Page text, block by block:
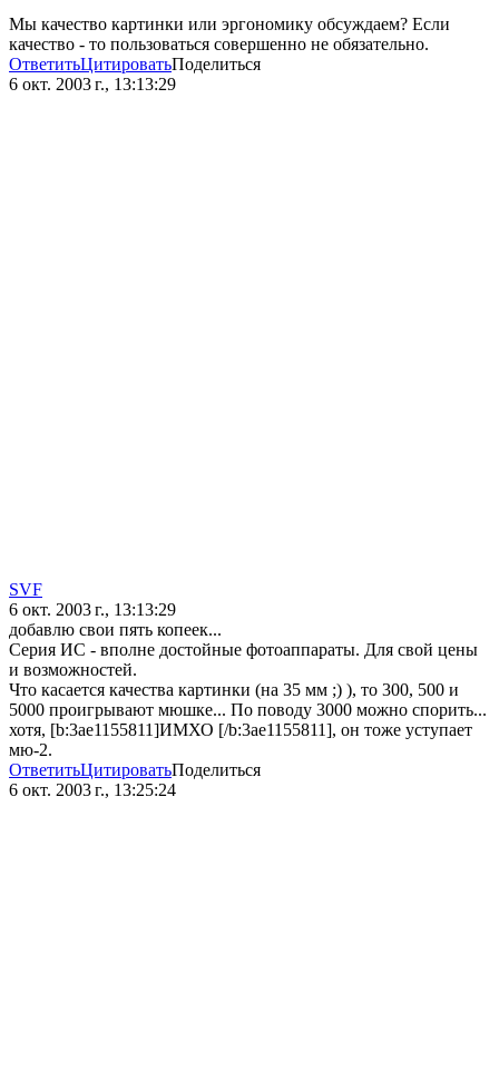
Мы качество картинки или эргономику обсуждаем? Если
качество - то пользоваться совершенно не обязательно.
ОтветитьЦитироватьПоделиться
6 окт. 2003 г., 13:13:29
SVF
6 окт. 2003 г., 13:13:29
добавлю свои пять копеек...
Серия ИС - вполне достойные фотоаппараты. Для свой цены
и возможностей.
Что касается качества картинки (на 35 мм ;) ), то 300, 500 и
5000 проигрывают мюшке... По поводу 3000 можно спорить...
хотя, [b:3ae1155811]ИМХО [/b:3ae1155811], он тоже уступает
мю-2.
ОтветитьЦитироватьПоделиться
6 окт. 2003 г., 13:25:24